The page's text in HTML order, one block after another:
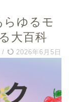
らゆるモ
大百科
/ 2026年6月5日